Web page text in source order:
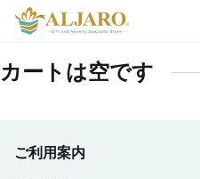
カートは空です
ご利用案内